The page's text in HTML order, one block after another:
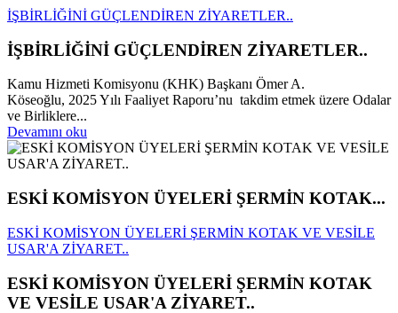
İŞBİRLİĞİNİ GÜÇLENDİREN ZİYARETLER..
İŞBİRLİĞİNİ GÜÇLENDİREN ZİYARETLER..
Kamu Hizmeti Komisyonu (KHK) Başkanı Ömer A.
Köseoğlu, 2025 Yılı Faaliyet Raporu’nu takdim etmek üzere Odalar
ve Birliklere...
Devamını oku
ESKİ KOMİSYON ÜYELERİ ŞERMİN KOTAK...
ESKİ KOMİSYON ÜYELERİ ŞERMİN KOTAK VE VESİLE
USAR'A ZİYARET..
ESKİ KOMİSYON ÜYELERİ ŞERMİN KOTAK
VE VESİLE USAR'A ZİYARET..